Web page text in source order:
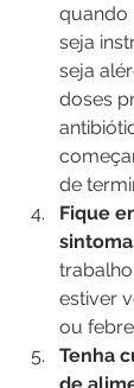
quando
seja
seja
doses
de
Fique
estiver
ou
Tenha
de